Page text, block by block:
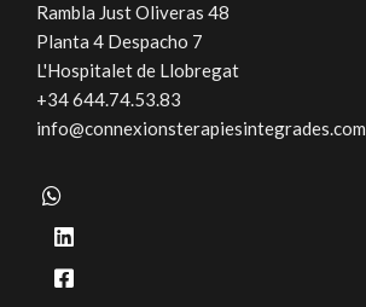
Rambla Just Oliveras 48
Planta 4 Despacho 7
L'Hospitalet de Llobregat
+34 644.74.53.83
info@connexionsterapiesintegrades.com